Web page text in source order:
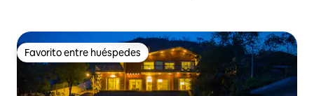
Favorito entre huéspedes
Favorito entre huéspedes